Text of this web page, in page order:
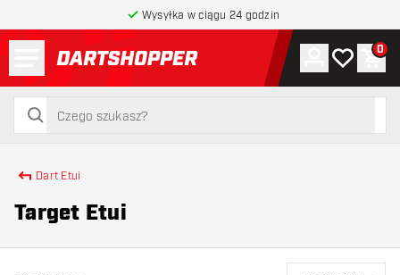
Wysyłka w ciągu 24 godzin
powrót do strony głównej
szukaj
szukaj
Konto
Moja lista
0
Dart Etui
Target Etui